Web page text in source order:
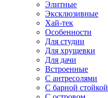
Элитные
Эксклюзивные
Хай-тек
Особенности
Для студии
Для хрущевки
Для дачи
Встроенные
С антресолями
С барной стойкой